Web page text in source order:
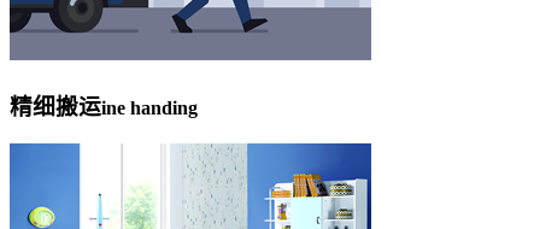
精细搬运ine handing